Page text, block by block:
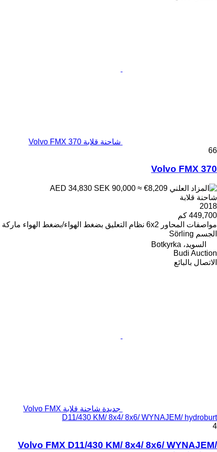
شاحنة قلابة Volvo FMX 370
66
Volvo FMX 370
SEK 90,000 ≈ €8,209
شاحنة قلابة
2018
449,700 كم
مواصفات المحاور 6x2 نظام التعليق بضغط الهواء/بضغط الهواء ماركة
الجسم Sörling
السويد، Botkyrka
Budi Auction
الاتصال بالبائع
جديدة شاحنة قلابة Volvo FMX
D11/430 KM/ 8x4/ 8x6/ WYNAJEM/ hydroburt
4
Volvo FMX D11/430 KM/ 8x4/ 8x6/ WYNAJEM/